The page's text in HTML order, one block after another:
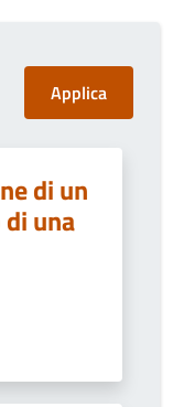
di un
una